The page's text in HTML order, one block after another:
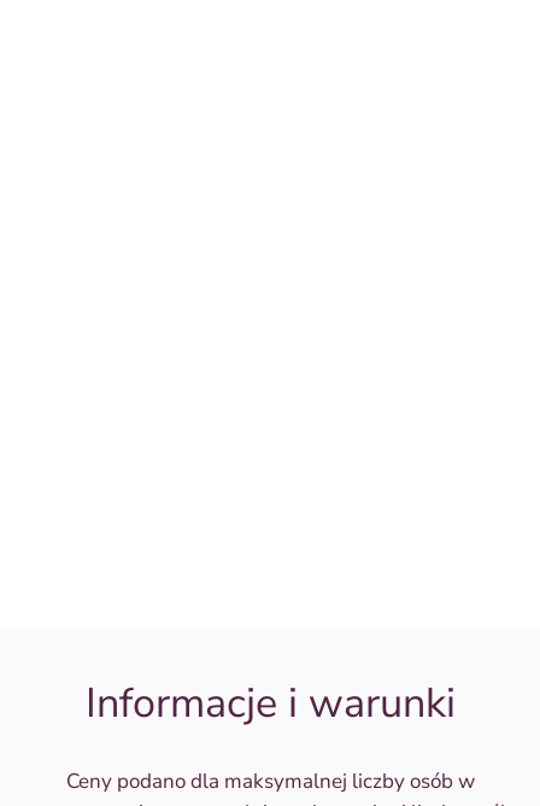
Informacje i warunki
Ceny podano dla maksymalnej liczby osób w